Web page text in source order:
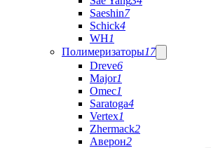
Saeshin7
Schick4
WH1
Полимеризаторы17
Dreve6
Major1
Omec1
Saratoga4
Vertex1
Zhermack2
Аверон2